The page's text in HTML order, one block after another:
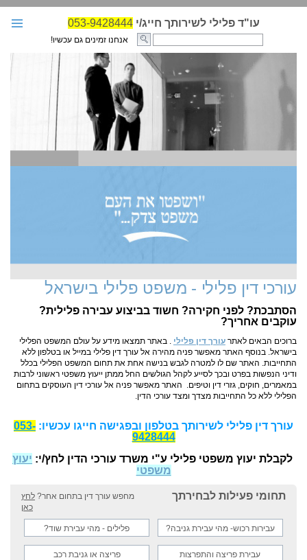
עו"ד פלילי לשירותך חייג/י 053-9428444
אנחנו זמינים גם עכשיו!
עו"ד פלילי
בחירת עו"ד פלילי
עבירות ועונשים
מאמרים
גזרי דין לדוגמא
קבצי חקיקה-פלילי
אודות האתר
צור קשר
עורכי דין פלילי - משפט פלילי בישראל
הסתבכת? לפני חקירה? חשוד בביצוע עבירה פלילית?
עוקבים אחריך?
ברוכים הבאים לאתר עורך דין פלילי . באתר תמצאו מידע על עולם המשפט הפלילי
בישראל. בנוסף האתר מאפשר פניה מהירה אל עורך דין פלילי במייל או בטלפון ללא
התחייבות. האתר שם לו למטרה לגבש בנישה אחת את תחום המשפט הפלילי בכלל
ודיני הנפשות בפרט ובכך לסייע לקהל הגולשים החל ממתן ייעוץ משפטי ראשוני לרבות
במאמרים, חוקים, גזרי דין וטיפים. האתר מאפשר פניה אל עורכי דין העוסקים בתחום
הפלילי ללא כל התחייבות מצדך ומצד עורכי הדין.
עורך דין פלילי לשירותך בטלפון ובפגישה חייגו עכשיו: 053-
9428444
לקבלת יעוץ משפטי פלילי ע"י משרד עורכי הדין לחץ/י: יעוץ
משפטי
תחומי פעילות לבחירתך מחפש עורך דין בתחום אחר? לחץ
כאן
עבירות רכוש- מהי עבירת גניבה? פלילים - מהי עבירת שוד?
עבירת פריצה והתפרצות פריצה או גניבת רכב